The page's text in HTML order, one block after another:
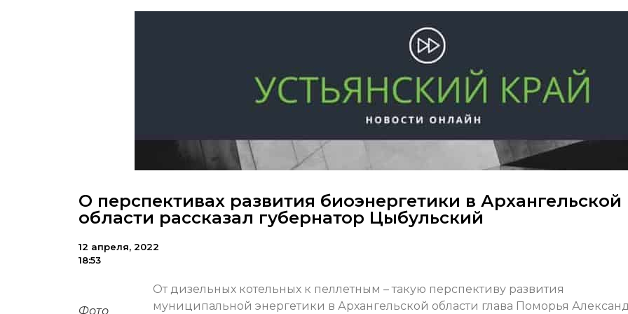
О перспективах развития биоэнергетики в Архангельской
области рассказал губернатор Цыбульский
12 апреля, 2022
18:53
Фото
От дизельных котельных к пеллетным – такую перспективу развития
муниципальной энергетики в Архангельской области глава Поморья